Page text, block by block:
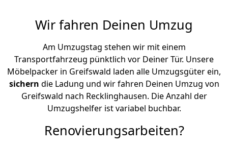
Wir fahren Deinen Umzug
Am Umzugstag stehen wir mit einem
Transportfahrzeug pünktlich vor Deiner Tür. Unsere
Möbelpacker in Greifswald laden alle Umzugsgüter ein,
sichern die Ladung und wir fahren Deinen Umzug von
Greifswald nach Recklinghausen. Die Anzahl der
Umzugshelfer ist variabel buchbar.
Renovierungsarbeiten?